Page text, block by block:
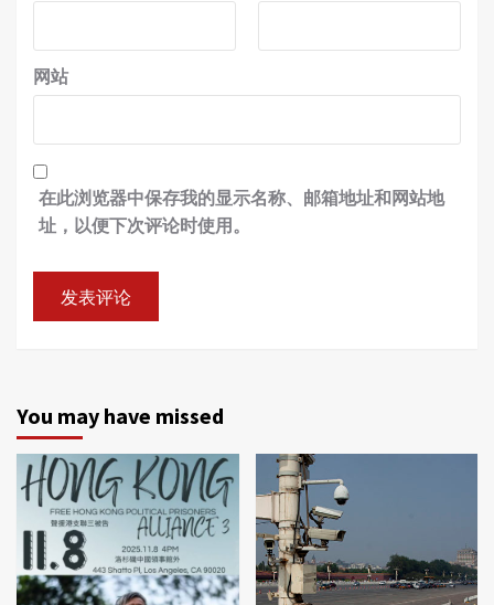
网站
在此浏览器中保存我的显示名称、邮箱地址和网站地
址，以便下次评论时使用。
You may have missed